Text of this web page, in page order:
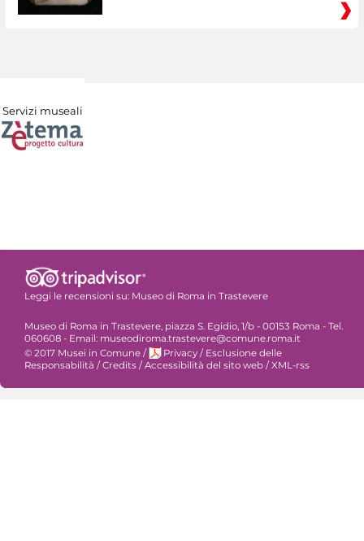
Servizi museali
Leggi le recensioni su: Museo di Roma in Trastevere
Museo di Roma in Trastevere, piazza S. Egidio, 1/b - 00153 Roma - Tel.
060608 - Email: museodiroma.trastevere@comune.roma.it
© 2017 Musei in Comune / Privacy / Esclusione delle
Responsabilità /Credits /Accessibilità del sito web /XML-rss